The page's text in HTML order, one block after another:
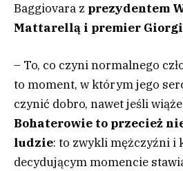
Baggiovara z prezydentem
Mattarellą i premier
– To, co czyni normalnego
to moment, w którym jego
czynić dobro, nawet jeśli
Bohaterowie to przecież
ludzie: to zwykli mężczyźni i
decydującym momencie